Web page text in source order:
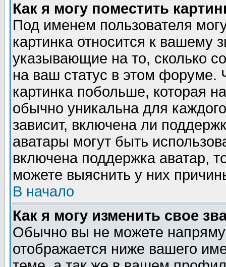
Как я могу поместить
Под именем пользователя
картинка относится к вашему
указывающие на то, сколько
на ваш статус в этом форуме.
картинка побольше, которая
обычно уникальна для
зависит, включена ли
аватары могут быть
включена поддержка аватар,
можете выяснить у них
В начало
Как я могу изменить свое
Обычно вы не можете
отображается ниже вашего